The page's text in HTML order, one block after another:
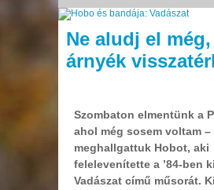
Ne aludj el még,
árnyék
Szombaton elmentünk a
ahol még sosem voltam –
meghallgattuk Hobot, aki
felelevenítette a ’84-ben
Vadászat című műsorát.